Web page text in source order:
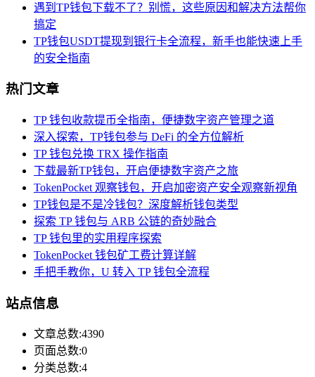
遇到TP钱包下载不了？别慌，这些原因和解决方法帮你
搞定
TP钱包USDT提现到银行卡全流程，新手也能快速上手
的安全指南
热门文章
TP 钱包收款提币全指南，便捷数字资产管理之道
深入探索，TP钱包参与 DeFi 的全方位解析
TP 钱包兑换 TRX 操作指南
下载最新TP钱包，开启便捷数字资产之旅
TokenPocket 观察钱包，开启加密资产安全观察新视角
TP钱包是不是冷钱包？深度解析钱包类型
探索 TP 钱包与 ARB 公链的奇妙融合
TP 钱包里的实用程序探索
TokenPocket 钱包矿工费计算详解
手把手教你，U 转入 TP 钱包全流程
站点信息
文章总数:4390
页面总数:0
分类总数:4